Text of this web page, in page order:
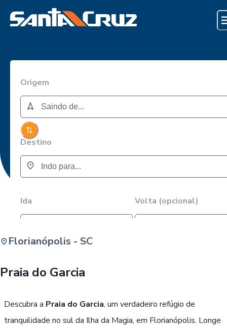
Origem
Destino
Ida Volta (opcional)
Florianópolis - SC
Praia do Garcia
Descubra a Praia do Garcia, um verdadeiro refúgio de
tranquilidade no sul da Ilha da Magia, em Florianópolis. Longe